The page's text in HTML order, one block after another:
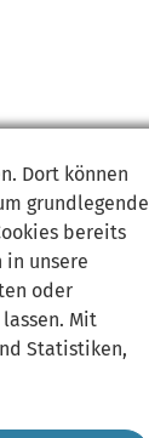
Dort können
grundlegende
bereits
unsere
oder
Mit
Statistiken,